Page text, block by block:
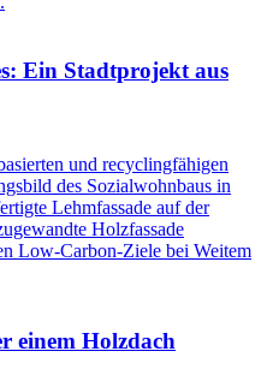
Ein Stadtprojekt aus
und recyclingfähigen
des Sozialwohnbaus in
Lehmfassade auf der
Holzfassade
Low-Carbon-Ziele bei Weitem
einem Holzdach